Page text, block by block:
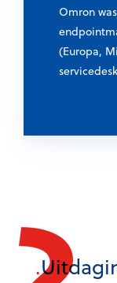
Omron
(Europa,
.